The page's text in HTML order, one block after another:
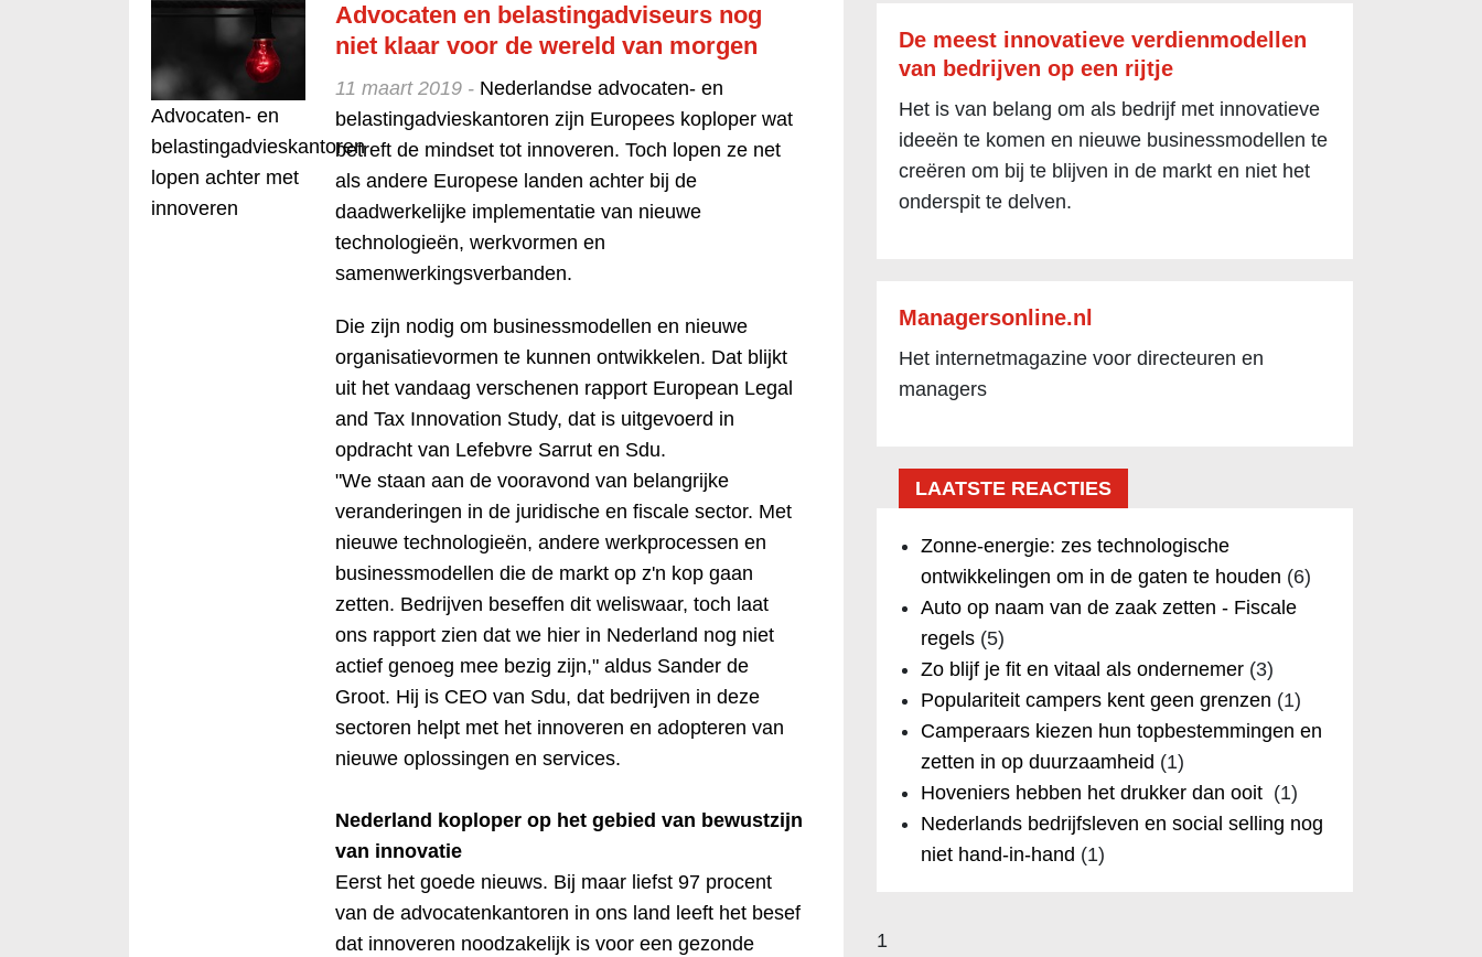
Advocaten- en
belastingadvieskantoren
lopen achter met
innoveren
Advocaten en belastingadviseurs nog
niet klaar voor de wereld van morgen
11 maart 2019 - Nederlandse advocaten- en
belastingadvieskantoren zijn Europees koploper wat
betreft de mindset tot innoveren. Toch lopen ze net
als andere Europese landen achter bij de
daadwerkelijke implementatie van nieuwe
technologieën, werkvormen en
samenwerkingsverbanden.
Die zijn nodig om businessmodellen en nieuwe
organisatievormen te kunnen ontwikkelen. Dat blijkt
uit het vandaag verschenen rapport European Legal
and Tax Innovation Study, dat is uitgevoerd in
opdracht van Lefebvre Sarrut en Sdu.
"We staan aan de vooravond van belangrijke
veranderingen in de juridische en fiscale sector. Met
nieuwe technologieën, andere werkprocessen en
businessmodellen die de markt op z'n kop gaan
zetten. Bedrijven beseffen dit weliswaar, toch laat
ons rapport zien dat we hier in Nederland nog niet
actief genoeg mee bezig zijn," aldus Sander de
Groot. Hij is CEO van Sdu, dat bedrijven in deze
sectoren helpt met het innoveren en adopteren van
nieuwe oplossingen en services.
Nederland koploper op het gebied van bewustzijn
van innovatie
Eerst het goede nieuws. Bij maar liefst 97 procent
van de advocatenkantoren in ons land leeft het besef
dat innoveren noodzakelijk is voor een gezonde
De meest innovatieve verdienmodellen
van bedrijven op een rijtje
Het is van belang om als bedrijf met innovatieve
ideeën te komen en nieuwe businessmodellen te
creëren om bij te blijven in de markt en niet het
onderspit te delven.
Managersonline.nl
Het internetmagazine voor directeuren en
managers
LAATSTE REACTIES
Zonne-energie: zes technologische
ontwikkelingen om in de gaten te houden (6)
Auto op naam van de zaak zetten - Fiscale
regels(5)
Zo blijf je fit en vitaal als ondernemer(3)
Populariteit campers kent geen grenzen (1)
Camperaars kiezen hun topbestemmingen en
zetten in op duurzaamheid (1)
Hoveniers hebben het drukker dan ooit (1)
Nederlands bedrijfsleven en social selling nog
niet hand-in-hand (1)
1